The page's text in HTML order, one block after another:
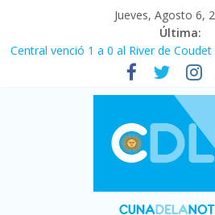
Jueves, Agosto 6,
Última:
Central venció 1 a 0 al River de
La morosidad alcanzó su nivel más
afecta a 400 mil deudores en Santa Fe
Desde que asumió Milei cerraron
denuncia crisis como en 2001
Vacaciones de invierno con más
turístico: 4,6 millones de personas
Fuerte caída de la venta de autos